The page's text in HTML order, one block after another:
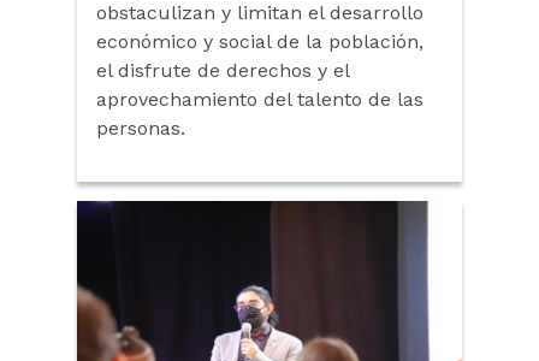
obstaculizan y limitan el desarrollo
económico y social de la población,
el disfrute de derechos y el
aprovechamiento del talento de las
personas.